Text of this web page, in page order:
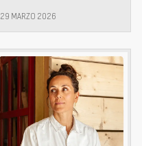
29 MARZO 2026